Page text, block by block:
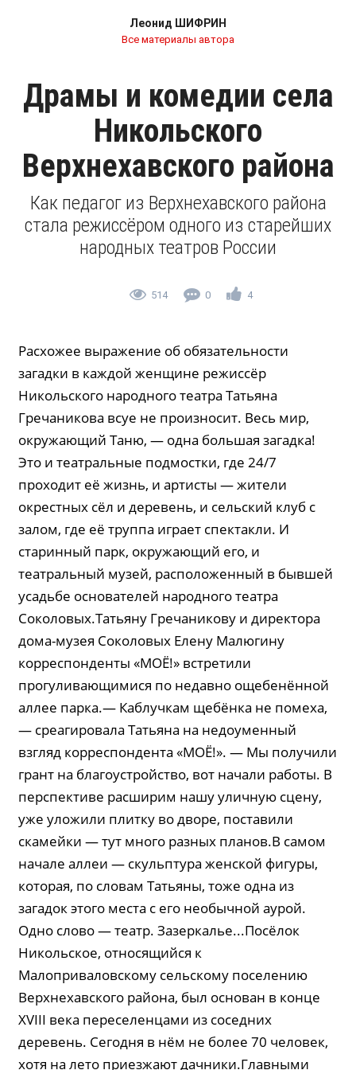
Леонид ШИФРИН
Все материалы автора
Драмы и комедии села
Никольского
Верхнехавского района
Как педагог из Верхнехавского района
стала режиссёром одного из старейших
народных театров России
514 0 4
Расхожее выражение об обязательности
загадки в каждой женщине режиссёр
Никольского народного театра Татьяна
Гречаникова всуе не произносит. Весь мир,
окружающий Таню, — одна большая загадка!
Это и театральные подмостки, где 24/7
проходит её жизнь, и артисты — жители
окрестных сёл и деревень, и сельский клуб с
залом, где её труппа играет спектакли. И
старинный парк, окружающий его, и
театральный музей, расположенный в бывшей
усадьбе основателей народного театра
Соколовых.Татьяну Гречаникову и директора
дома-музея Соколовых Елену Малюгину
корреспонденты «МОЁ!» встретили
прогуливающимися по недавно ощебенённой
аллее парка.— Каблучкам щебёнка не помеха,
— среагировала Татьяна на недоуменный
взгляд корреспондента «МОЁ!». — Мы получили
грант на благоустройство, вот начали работы. В
перспективе расширим нашу уличную сцену,
уже уложили плитку во дворе, поставили
скамейки — тут много разных планов.В самом
начале аллеи — скульптура женской фигуры,
которая, по словам Татьяны, тоже одна из
загадок этого места с его необычной аурой.
Одно слово — театр. Зазеркалье...Посёлок
Никольское, относящийся к
Малоприваловскому сельскому поселению
Верхнехавского района, был основан в конце
XVIII века переселенцами из соседних
деревень. Сегодня в нём не более 70 человек,
хотя на лето приезжают дачники.Главными